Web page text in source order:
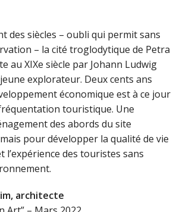
des siècles – oubli qui permit sans
– la cité troglodytique de Petra
au XIXe siècle par Johann Ludwig
explorateur. Deux cents ans
économique est à ce jour
touristique. Une
des abords du site
pour développer la qualité de vie
l’expérience des touristes sans
architecte